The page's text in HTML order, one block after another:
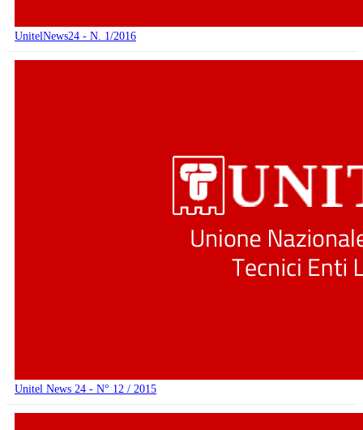
UnitelNews24 - N. 1/2016
Unitel News 24 - N° 12 / 2015